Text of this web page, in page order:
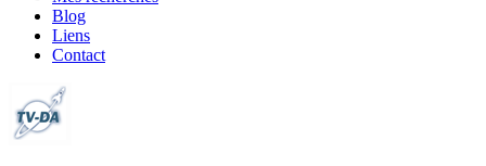
Blog
Liens
Contact